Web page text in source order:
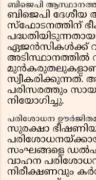
ബിജെപി
ബിജെപി
സ്ഫോടനത്തിന്
ഏജൻസികൾക്ക്
അടിസ്ഥാനത്തിൽ
സ്വീകരിക്കുന്നത്.
പരിസരത്തും
നിയോഗിച്ചു.
പരിശോധന
സുരക്ഷാ
സംഘങ്ങളെ
വാഹന
നിരീക്ഷണവും